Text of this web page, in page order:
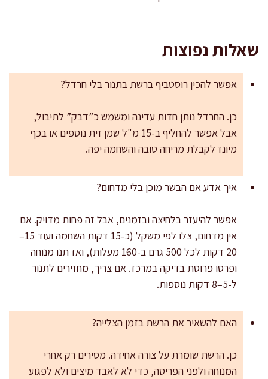
שאלות נפוצות
אפשר להכין רוסטביף ברשת בתנור בלי חרדל?
כן. החרדל נותן חדות עדינה ומשמש כ”דבק” לתיבול,
אבל אפשר להחליף ב-15 מ"ל שמן זית נוספים או בכף
מיונז לקבלת מריחה טובה והשחמה יפה.
איך אדע אם הבשר מוכן בלי מדחום?
אפשר להיעזר בלחיצה ובזמנים, אבל זה פחות מדויק. אם
אין מדחום, צלו לפי משקל (כ-15 דקות השחמה ועוד 15–
20 דקות לכל 500 גרם ב-160 מעלות), ואז תנו מנוחה
ופרסו פרוסת בדיקה במרכז. אם צריך, מחזירים לתנור
ל-5–8 דקות נוספות.
האם להשאיר את הרשת בזמן הצלייה?
כן. הרשת שומרת על צורה אחידה. מסירים רק אחרי
המנוחה ולפני הפריסה, כדי לא לאבד מיצים ולא לפגוע